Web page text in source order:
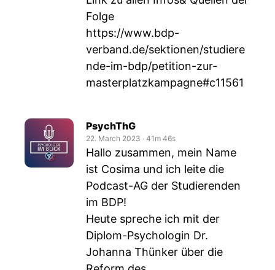
Folge
https://www.bdp-
verband.de/sektionen/studiere
nde-im-bdp/petition-zur-
masterplatzkampagne#c11561
PsychThG
22. March 2023 ‧ 41m 46s
Hallo zusammen, mein Name
ist Cosima und ich leite die
Podcast-AG der Studierenden
im BDP!
Heute spreche ich mit der
Diplom-Psychologin Dr.
Johanna Thünker über die